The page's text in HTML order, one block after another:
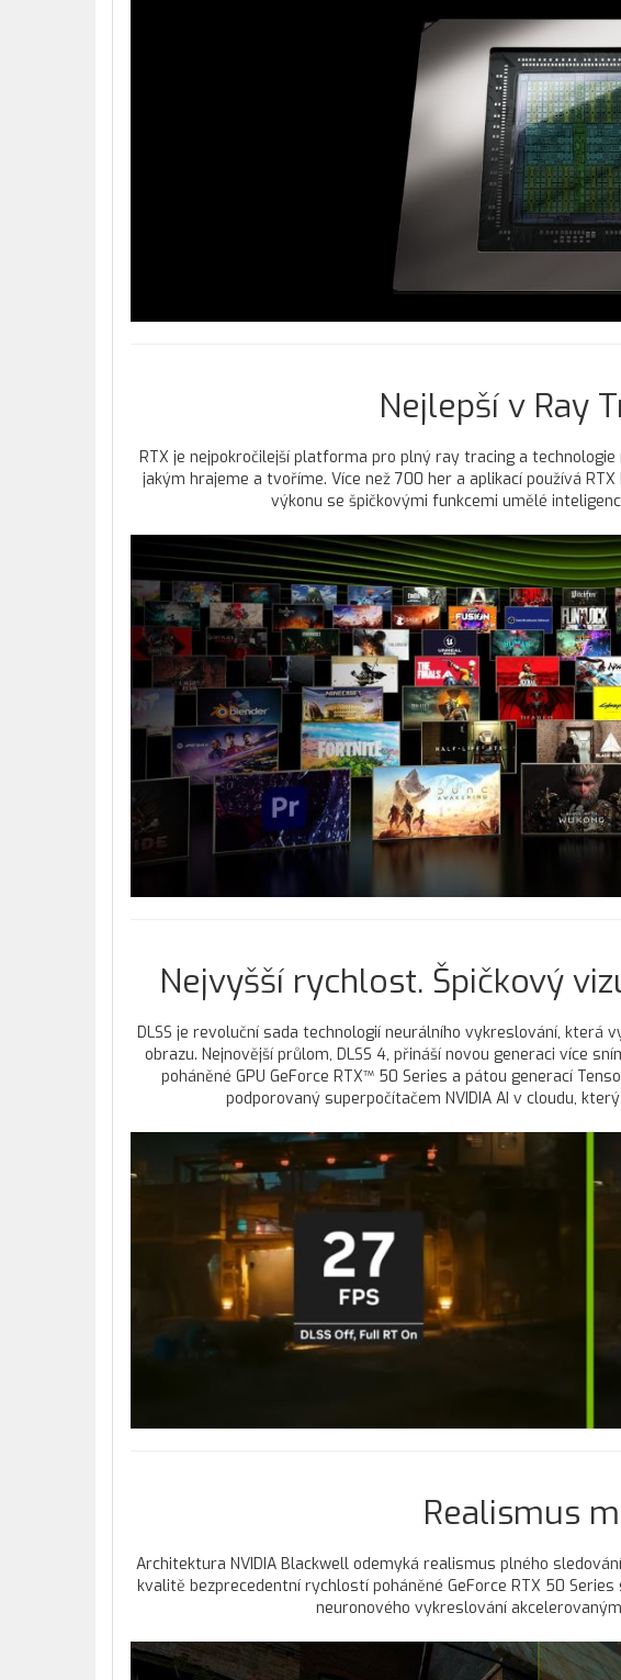
Nejlepší v Ray
RTX je nejpokročilejší platforma pro plný ray tracing a
jakým hrajeme a tvoříme. Více než 700 her a aplikací používá
výkonu se špičkovými funkcemi umělé
Nejvyšší rychlost. Špičkový
DLSS je revoluční sada technologií neurálního vykreslování, která
obrazu. Nejnovější průlom, DLSS 4, přináší novou generaci více
poháněné GPU GeForce RTX™ 50 Series a pátou generací
podporovaný superpočítačem NVIDIA AI v cloudu,
Realismus
Architektura NVIDIA Blackwell odemyká realismus plného
kvalitě bezprecedentní rychlostí poháněné GeForce RTX 50
neuronového vykreslování